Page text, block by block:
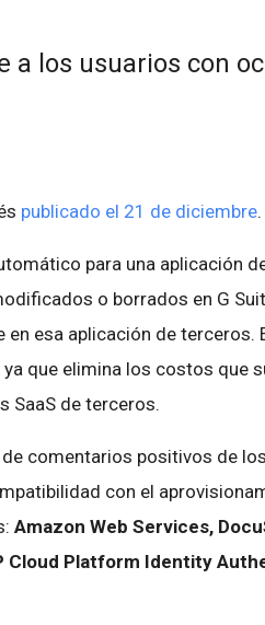
los usuarios con
publicado el 21 de diciembre.
para una aplicación
o borrados en G
esa aplicación de terceros.
que elimina los costos que
SaaS de terceros.
comentarios positivos de los
con el
Amazon Web Services,
Cloud Platform Identity